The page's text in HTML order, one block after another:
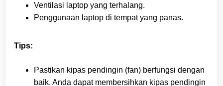
Ventilasi laptop yang terhalang.
Penggunaan laptop di tempat yang panas.
Tips:
Pastikan kipas pendingin (fan) berfungsi dengan
baik. Anda dapat membersihkan kipas pendingin